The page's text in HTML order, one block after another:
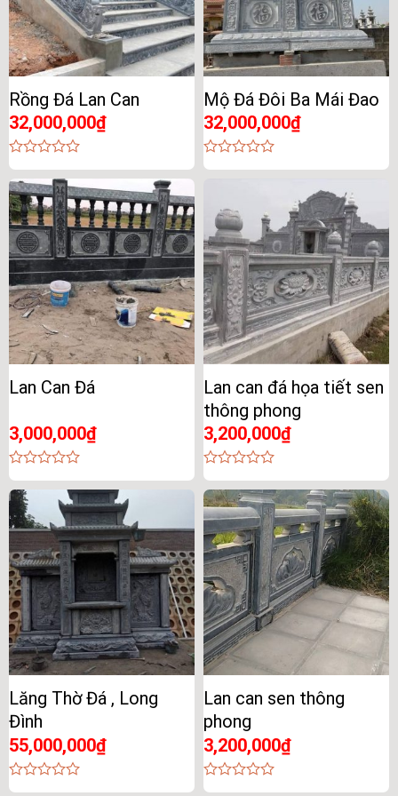
Rồng Đá Lan Can
32,000,000₫
0
out
of
5
Mộ Đá Đôi Ba Mái Đao
32,000,000₫
0
Lan Can Đá
3,000,000₫
0
out
5
Lan can đá họa tiết sen
thông phong
3,200,000₫
0
out
of
5
Lăng Thờ Đá , Long
Đình
55,000,000₫
0
Lan can sen thông
phong
3,200,000₫
0